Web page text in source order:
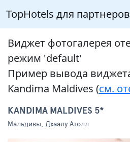
TopHotels для партнеров
Виджет фотогалерея
режим 'default'
Пример вывода
Kandima Maldives (см.
KANDIMA MALDIVES 5*
Мальдивы, Дхаалу Атолл